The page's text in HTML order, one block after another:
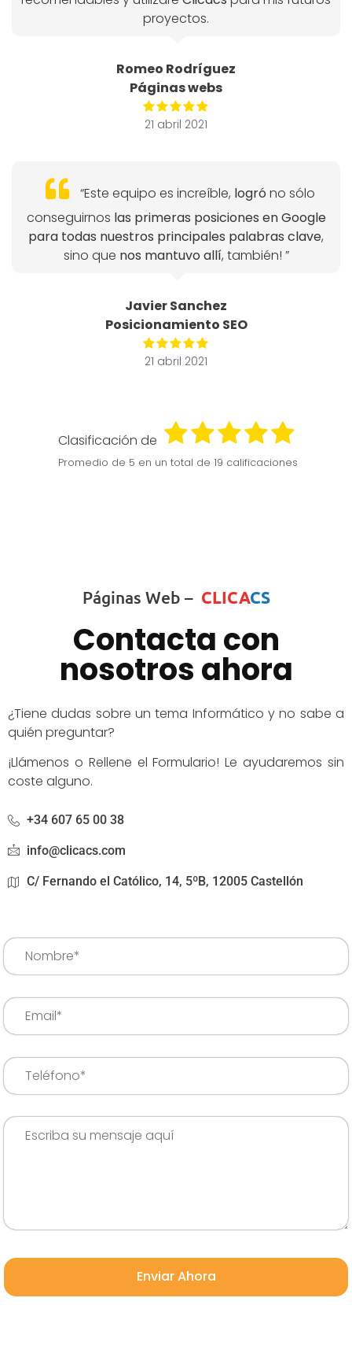
proyectos.
Romeo Rodríguez
Páginas webs
21 abril 2021
“Este equipo es increíble, logró no sólo
conseguirnos las primeras posiciones en Google
para todas nuestros principales palabras clave,
sino que nos mantuvo allí, también! ”
Javier Sanchez
Posicionamiento SEO
21 abril 2021
Clasificación de
Promedio de 5 en un total de 19 calificaciones
Páginas Web – CLICACS
Contacta con
nosotros ahora
¿Tiene dudas sobre un tema Informático y no sabe a
quién preguntar?
¡Llámenos o Rellene el Formulario! Le ayudaremos sin
coste alguno.
+34 607 65 00 38
info@clicacs.com
C/ Fernando el Católico, 14, 5ºB, 12005 Castellón